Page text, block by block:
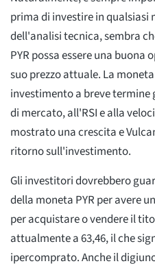
prima di investire in qualsiasi
dell'analisi tecnica, sembra
PYR possa essere una
suo prezzo attuale. La
investimento a breve termine
di mercato, all'RSI e alla
mostrato una crescita e
ritorno sull'investimento.
Gli investitori dovrebbero
della moneta PYR per avere
per acquistare o vendere il
attualmente a 63,46, il che
ipercomprato. Anche il